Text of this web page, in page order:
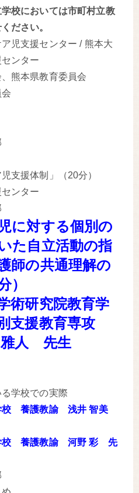
校においては市町村立教
ださい。
児支援センター / 熊本大
ンター
熊本県教育委員会
支援体制」（20分）
ンター
に対する個別の
た自立活動の指
師の共通理解の
）
研究院教育学
支援教育専攻
人 先生
学校での実際
養護教諭 浅井 智美
養護教諭 河野 彩 先